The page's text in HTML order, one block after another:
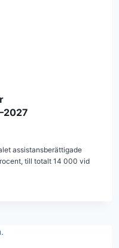
assistansberättigade
till totalt 14 000 vid